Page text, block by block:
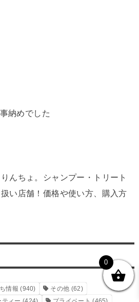
納めでした
りんちょ。シャンプー・トリート
い店舗！価格や使い方、購入方
情報 (940) その他 (62)
0